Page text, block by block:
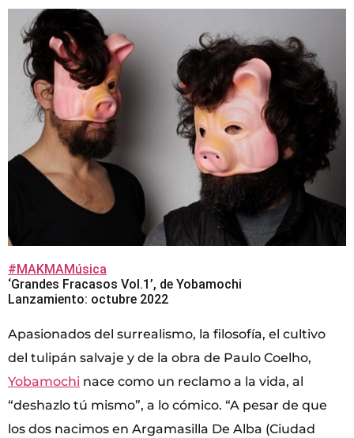
#MAKMAMúsica
‘Grandes Fracasos Vol.1’, de Yobamochi
Lanzamiento: octubre 2022
Apasionados del surrealismo, la filosofía, el cultivo
del tulipán salvaje y de la obra de Paulo Coelho,
Yobamochi nace como un reclamo a la vida, al
“deshazlo tú mismo”, a lo cómico. “A pesar de que
los dos nacimos en Argamasilla De Alba (Ciudad